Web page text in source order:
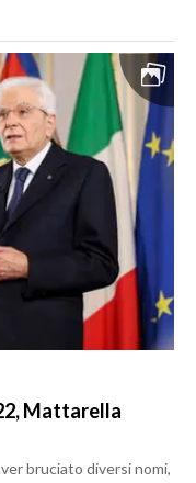
Mattarella
bruciato diversi nomi,